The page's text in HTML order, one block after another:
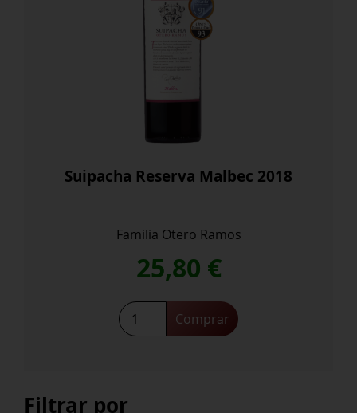
Suipacha Reserva Malbec 2018
Familia Otero Ramos
25,80 €
Suipacha
Reserva
Comprar
Filtrar por